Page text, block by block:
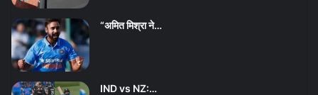
“अमित मिश्रा ने…
IND vs NZ:…